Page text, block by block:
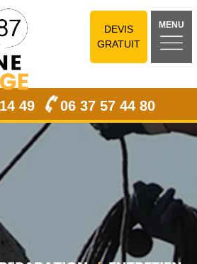
DEVIS
GRATUIT
MENU
49 06 37 57 44 80